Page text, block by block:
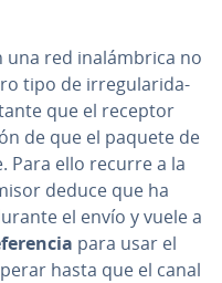
una red in­alá­m­bri­ca no
tipo de irre­gu­la­ri­da­
que el receptor
de que el paquete de
Para ello recurre a la
deduce que ha
el envío y vuele a
para usar el
hasta que el canal